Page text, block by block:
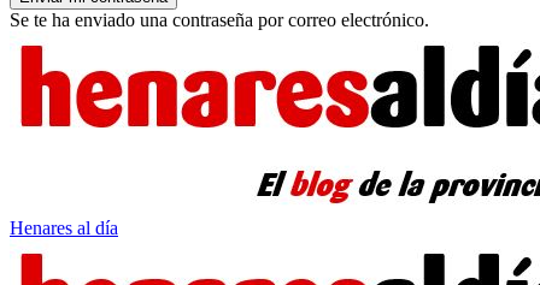
Se te ha enviado una contraseña por correo electrónico.
Henares al día